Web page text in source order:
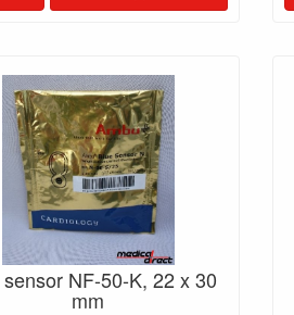
NF-50-K, 22 x 30
mm